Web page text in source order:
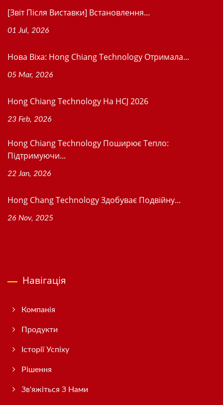
[Звіт Після Виставки] Встановлення...
01 Jul, 2026
Нова Віхa: Hong Chiang Technology Отримала...
05 Mar, 2026
Hong Chiang Technology На HCJ 2026
23 Feb, 2026
Hong Chiang Technology Поширює Тепло:
Підтримуючи...
22 Jan, 2026
Hong Chang Technology Здобуває Подвійну...
26 Nov, 2025
Навігація
Компанія
Продукти
Історії Успіху
Рішення
Зв'яжіться З Нами